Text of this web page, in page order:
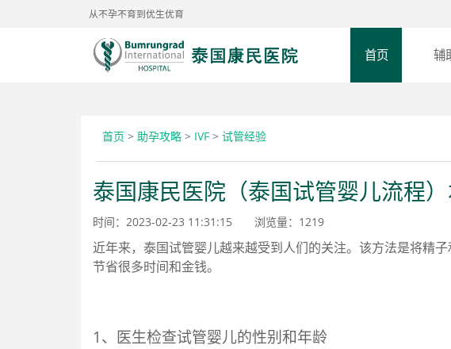
从不孕不育到优生优育
首页 辅
首页 > 助孕攻略 > IVF > 试管经验
泰国康民医院（泰国试管婴儿流程
时间：2023-02-23 11:31:15 浏览量： 1219
近年来，泰国试管婴儿越来越受到人们的关注。该方法是将精
节省很多时间和金钱。
1、医生检查试管婴儿的性别和年龄